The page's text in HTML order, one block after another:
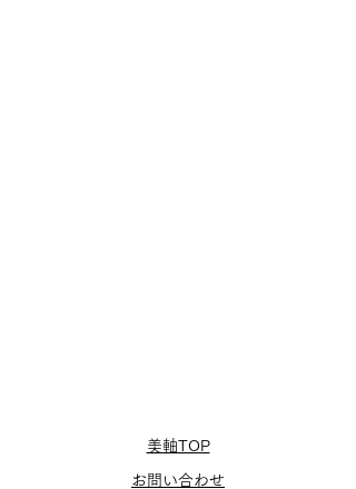
美軸TOP
お問い合わせ